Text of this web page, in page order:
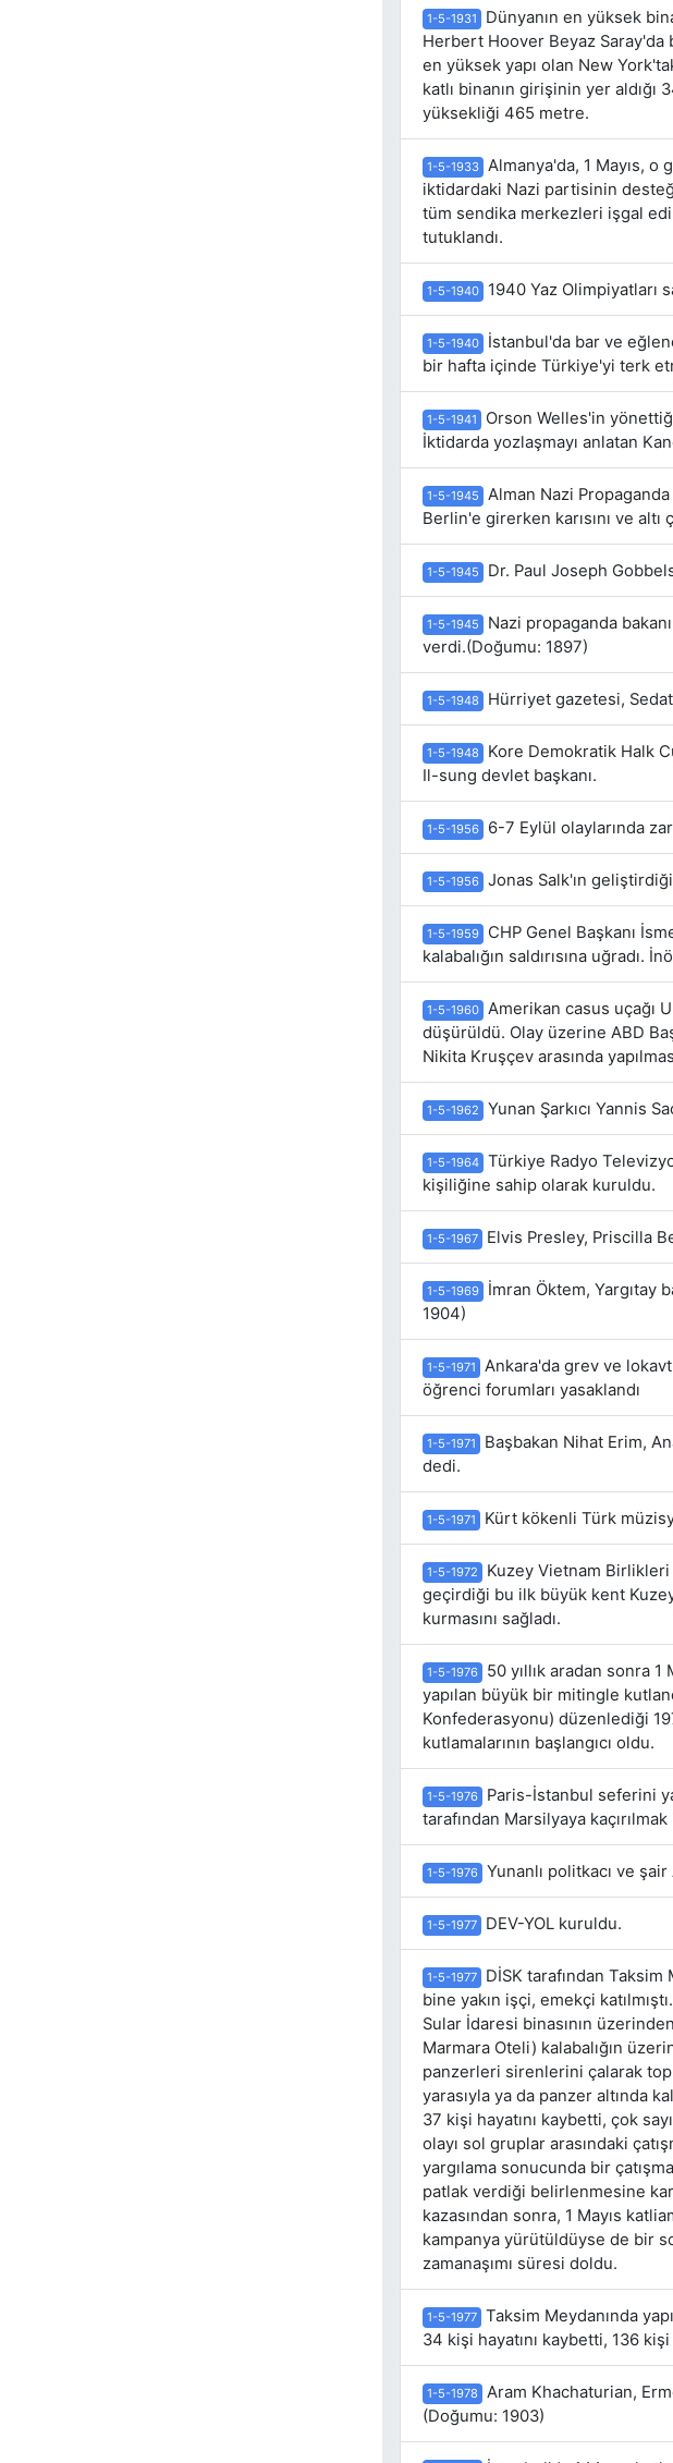
1-5-1931
Dünyanın en yüksek
Herbert Hoover Beyaz
en yüksek yapı olan New
katlı binanın girişinin yer
yüksekliği 465 metre.
1-5-1933 Almanya'da, 1 Mayıs,
iktidardaki Nazi partisinin
tüm sendika merkezleri işgal
tutuklandı.
1-5-1940 1940 Yaz Olimpiyatları
1-5-1940
İstanbul'da bar ve
bir hafta içinde Türkiye'yi terk
1-5-1941
Orson Welles'in
İktidarda yozlaşmayı anlatan
1-5-1945
Alman Nazi
Berlin'e girerken karısını ve
1-5-1945 Dr. Paul Joseph
1-5-1945
Nazi propaganda
verdi.(Doğumu: 1897)
1-5-1948 Hürriyet gazetesi,
1-5-1948
Kore Demokratik Halk
Il-sung devlet başkanı.
1-5-1956 6-7 Eylül olaylarında
1-5-1956 Jonas Salk'ın
1-5-1959
CHP Genel Başkanı
kalabalığın saldırısına uğradı.
1-5-1960 Amerikan casus uçağı
düşürüldü. Olay üzerine ABD
Nikita Kruşçev arasında
1-5-1962 Yunan Şarkıcı Yannis
1-5-1964 Türkiye Radyo
kişiliğine sahip olarak kuruldu.
1-5-1967 Elvis Presley, Priscilla
1-5-1969
İmran Öktem, Yargıtay
1904)
1-5-1971
Ankara'da grev ve
öğrenci forumları yasaklandı
1-5-1971
Başbakan Nihat Erim,
dedi.
1-5-1971 Kürt kökenli Türk
1-5-1972
Kuzey Vietnam
geçirdiği bu ilk büyük kent
kurmasını sağladı.
1-5-1976
50 yıllık aradan sonra 1
yapılan büyük bir mitingle
Konfederasyonu) düzenlediği
kutlamalarının başlangıcı oldu.
1-5-1976
Paris-İstanbul seferini
tarafından Marsilyaya
1-5-1976 Yunanlı politkacı ve
1-5-1977 DEV-YOL kuruldu.
1-5-1977
DİSK tarafından
bine yakın işçi, emekçi
Sular İdaresi binasının
Marmara Oteli) kalabalığın
panzerleri sirenlerini çalarak
yarasıyla ya da panzer altında
37 kişi hayatını kaybetti, çok
olayı sol gruplar arasındaki
yargılama sonucunda bir
patlak verdiği belirlenmesine
kazasından sonra, 1 Mayıs
kampanya yürütüldüyse de bir
zamanaşımı süresi doldu.
1-5-1977 Taksim Meydanında
34 kişi hayatını kaybetti, 136 kişi
1-5-1978
Aram Khachaturian,
(Doğumu: 1903)